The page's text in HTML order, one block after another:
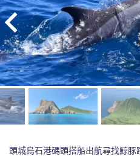
頭城烏石港碼頭搭船出航尋找鯨豚